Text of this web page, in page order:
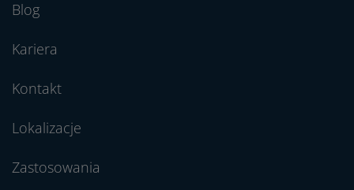
Blog
Kariera
Kontakt
Lokalizacje
Zastosowania